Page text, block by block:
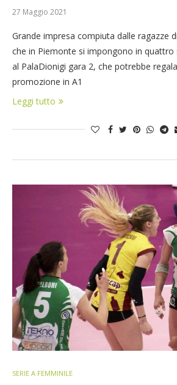
27 Maggio 2021
Grande impresa compiuta dalle ragazze
che in Piemonte si impongono in quattro
al PalaDionigi gara 2, che potrebbe
promozione in A1
Leggi tutto
SERIE A FEMMINILE